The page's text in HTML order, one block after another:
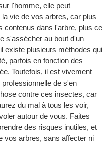
l'homme, elle peut
vie de vos arbres, car plus
contenus dans l'arbre, plus ce
s'assécher au bout d'un
existe plusieurs méthodes qui
parfois en fonction des
Toutefois, il est vivement
de s'en
contre ces insectes, car
du mal à tous les voir,
autour de vous. Faites
des risques inutiles, et
vos arbres, sans affecter ni